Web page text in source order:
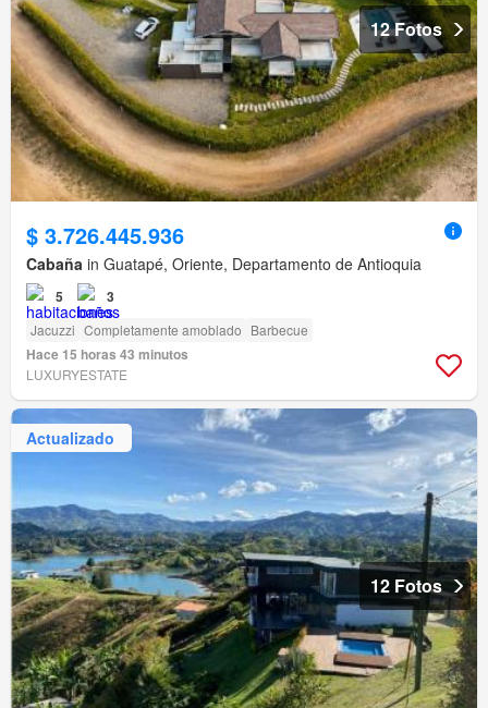
12 Fotos
$ 3.726.445.936
Cabaña in Guatapé, Oriente, Departamento de Antioquia
5 3
Jacuzzi Completamente amoblado Barbecue
Hace 15 horas 43 minutos
LUXURYESTATE
Actualizado
12 Fotos